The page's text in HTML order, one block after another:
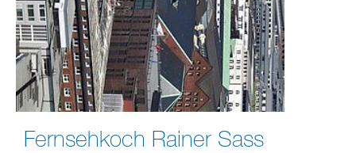
Fernsehkoch Rainer Sass